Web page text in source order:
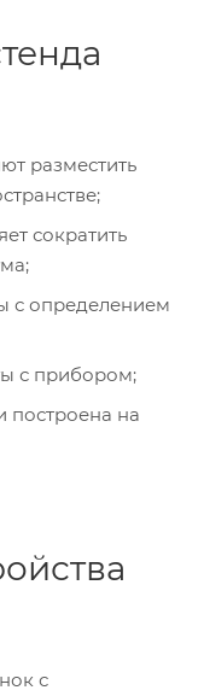
разместить
сократить
с определением
с прибором;
построена на
с